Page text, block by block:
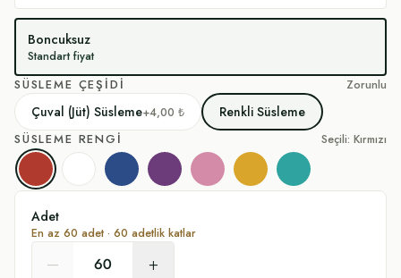
Boncuksuz
Standart fiyat
SÜSLEME ÇEŞIDI Zorunlu
Çuval (Jüt) Süsleme+4,00 ₺ Renkli Süsleme
SÜSLEME RENGI Seçili: Kırmızı
Kırmızı Beyaz LacivertMor Pembe Sarı Turkuaz
Adet
En az 60 adet · 60 adetlik katlar
– +